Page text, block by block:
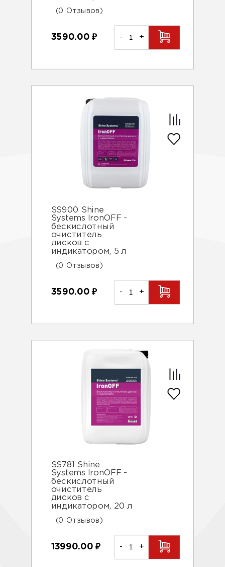
(0 Отзывов)
3590.00₽ - +
SS900 Shine
Systems IronOFF -
бескислотный
очиститель
дисков с
индикатором, 5 л
(0 Отзывов)
3590.00₽ - +
SS781 Shine
Systems IronOFF -
бескислотный
очиститель
дисков с
индикатором, 20 л
(0 Отзывов)
13990.00₽ - +